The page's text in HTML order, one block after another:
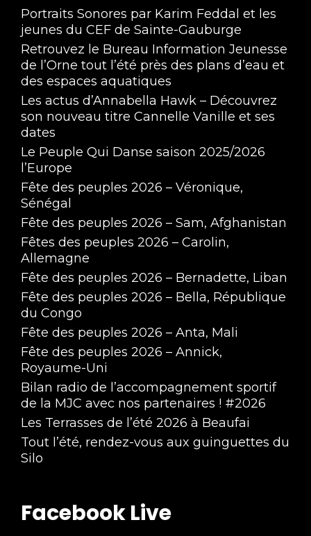
Portraits Sonores par Karim Feddal et les
jeunes du CEF de Sainte-Gauburge
Retrouvez le Bureau Information Jeunesse
de l’Orne tout l’été près des plans d’eau et
des espaces aquatiques
Les actus d’Annabella Hawk – Découvrez
son nouveau titre Cannelle Vanille et ses
dates
Le Peuple Qui Danse saison 2025/2026
l’Europe
Fête des peuples 2026 – Véronique,
Sénégal
Fête des peuples 2026 – Sam, Afghanistan
Fêtes des peuples 2026 – Carolin,
Allemagne
Fête des peuples 2026 – Bernadette, Liban
Fête des peuples 2026 – Bella, République
du Congo
Fête des peuples 2026 – Anta, Mali
Fête des peuples 2026 – Annick,
Royaume-Uni
Bilan radio de l’accompagnement sportif
de la MJC avec nos partenaires ! #2026
Les Terrasses de l’été 2026 à Beaufai
Tout l’été, rendez-vous aux guinguettes du
Silo
Facebook Live